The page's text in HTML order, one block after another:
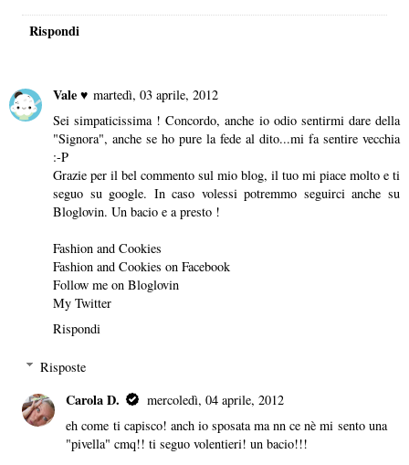
Rispondi
Vale ♥ martedì, 03 aprile, 2012
Sei simpaticissima ! Concordo, anche io odio sentirmi dare della
"Signora", anche se ho pure la fede al dito...mi fa sentire vecchia
:-P
Grazie per il bel commento sul mio blog, il tuo mi piace molto e ti
seguo su google. In caso volessi potremmo seguirci anche su
Bloglovin. Un bacio e a presto !
Fashion and Cookies
Fashion and Cookies on Facebook
Follow me on Bloglovin
My Twitter
Rispondi
Risposte
Carola D.
mercoledì, 04 aprile, 2012
eh come ti capisco! anch io sposata ma nn ce nè mi sento una
"pivella" cmq!! ti seguo volentieri! un bacio!!!